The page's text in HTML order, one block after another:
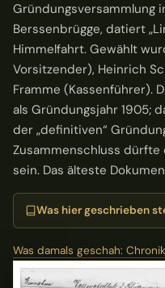
Gründungsversammlung
Berssenbrügge, datiert
Himmelfahrt. Gewählt
Vorsitzender), Heinrich
Framme (Kassenführer).
als Gründungsjahr 1905;
der „definitiven“
Zusammenschluss
sein. Das älteste
Was hier geschrieben
Was damals geschah: